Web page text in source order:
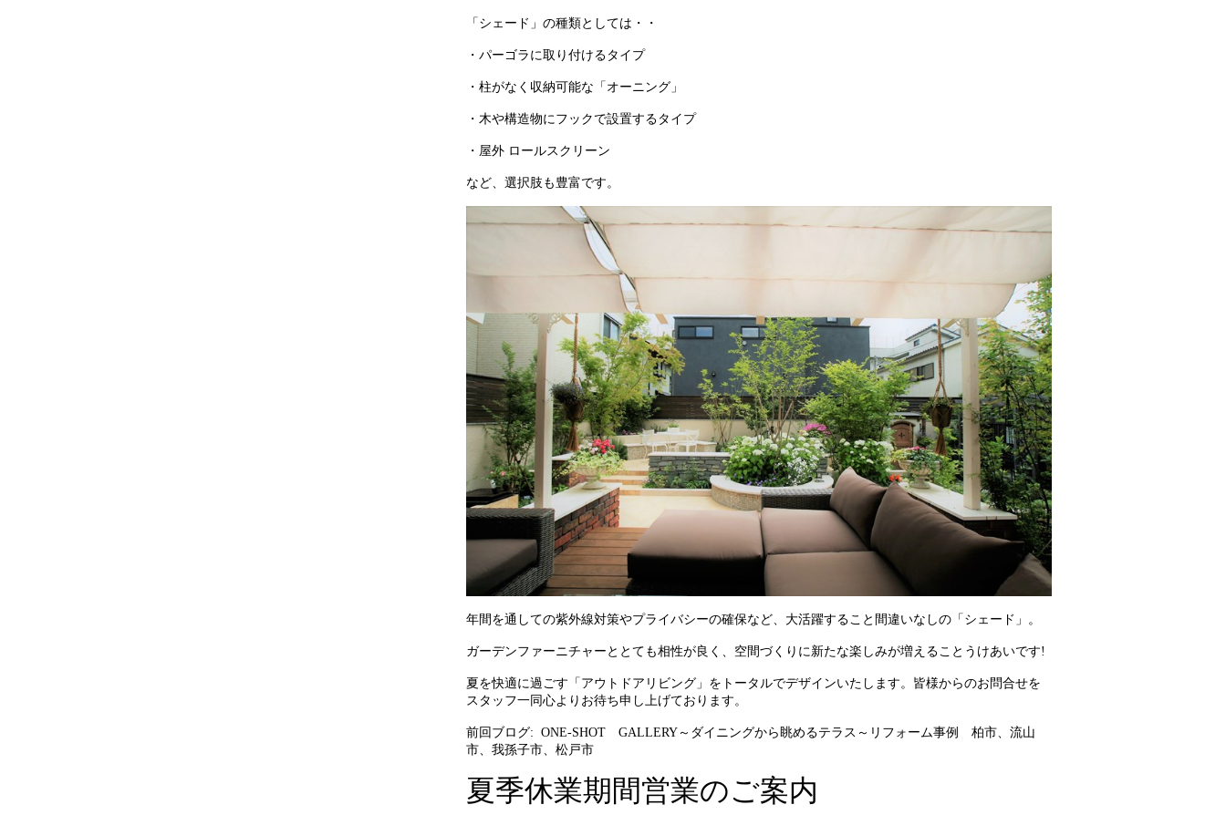
「シェード」の種類としては・・
・パーゴラに取り付けるタイプ
・柱がなく収納可能な「オーニング」
・木や構造物にフックで設置するタイプ
・屋外 ロールスクリーン
など、選択肢も豊富です。
年間を通しての紫外線対策やプライバシーの確保など、大活躍すること間違いなしの「シェード」。
ガーデンファーニチャーととても相性が良く、空間づくりに新たな楽しみが増えることうけあいです!
夏を快適に過ごす「アウトドアリビング」をトータルでデザインいたします。皆様からのお問合せを
スタッフ一同心よりお待ち申し上げております。
前回ブログ: ONE-SHOT GALLERY～ダイニングから眺めるテラス～リフォーム事例 柏市、流山
市、我孫子市、松戸市
夏季休業期間営業のご案内